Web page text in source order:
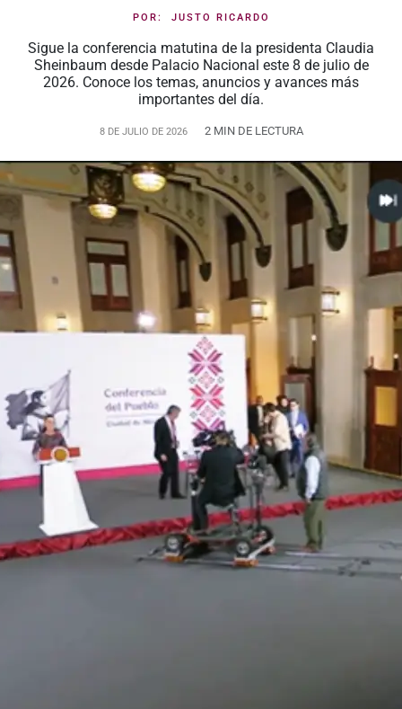
POR: JUSTO RICARDO
Sigue la conferencia matutina de la presidenta Claudia
Sheinbaum desde Palacio Nacional este 8 de julio de
2026. Conoce los temas, anuncios y avances más
importantes del día.
8 DE JULIO DE 2026 2 MIN DE LECTURA